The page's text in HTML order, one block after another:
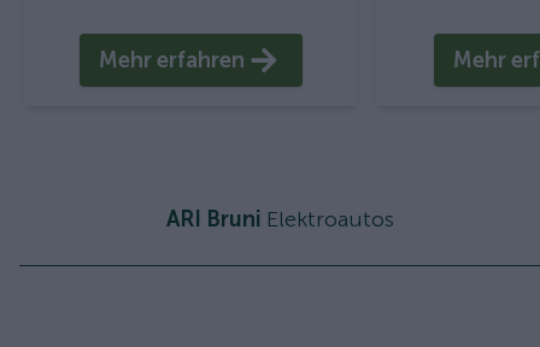
Mehr erfahren Mehr
ARI Bruni Elektroautos